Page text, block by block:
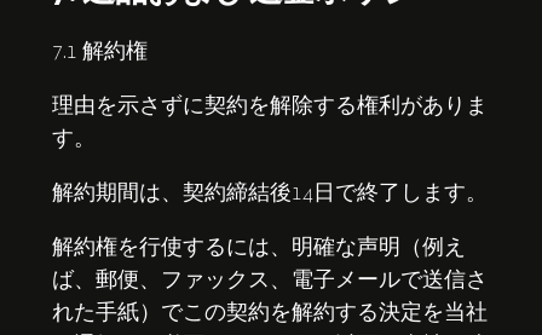
7.1 解約権
理由を示さずに契約を解除する権利がありま
す。
解約期間は、契約締結後14日で終了します。
解約権を行使するには、明確な声明（例え
ば、郵便、ファックス、電子メールで送信さ
れた手紙）でこの契約を解約する決定を当社